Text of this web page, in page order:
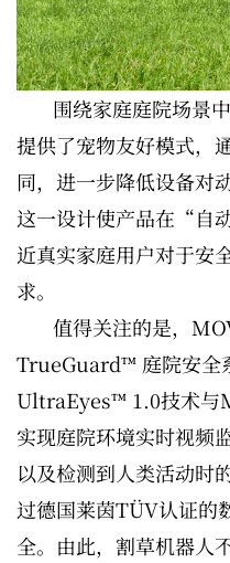
围绕家庭庭院场景
提供了宠物友好模式，
同，进一步降低设备对
这一设计使产品在“自
近真实家庭用户对于安
求。
值得关注的是，
TrueGuard™ 庭院安全
UltraEyes™ 1.0技术与
实现庭院环境实时视频
以及检测到人类活动时
过德国莱茵TÜV认证的
全。由此，割草机器人